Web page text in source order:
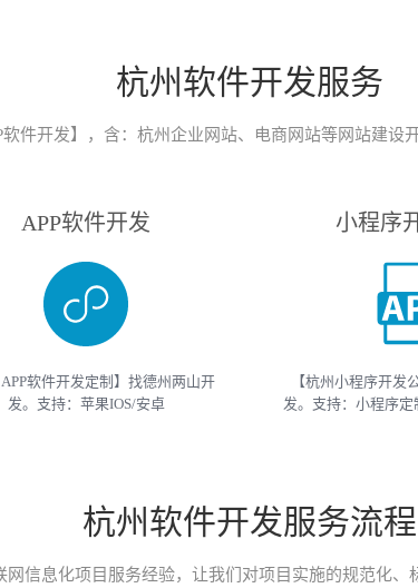
杭州软件开发服务
件开发】，含：杭州企业网站、电商网站等网站建设
APP软件开发
软件开发定制】找德州两山开
发。支持：苹果IOS/安卓
小程序
【杭州小程序开发
发。支持：小程序
杭州软件开发服务流程
网信息化项目服务经验，让我们对项目实施的规范化、